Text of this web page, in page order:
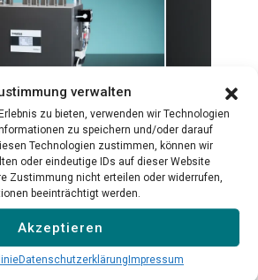
verwalten
zu bieten, verwenden wir Technologien
zu speichern und/oder darauf
Technologien zustimmen, können wir
oder eindeutige IDs auf dieser Website
Zustimmung nicht erteilen oder widerrufen,
beeinträchtigt werden.
Akzeptieren
Datenschutzerklärung Impressum
Biogasanalysator für
→ Mehr